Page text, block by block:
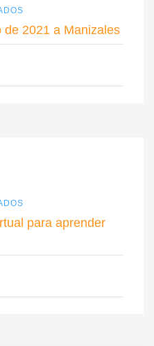
de 2021 a Manizales
para aprender